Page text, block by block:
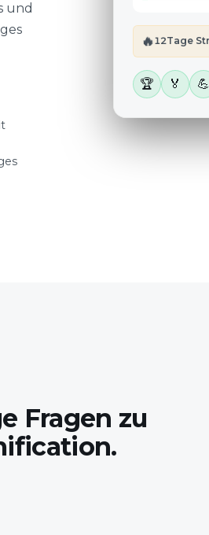
und
🔥12Tage
🏆 🏅 💪
Fragen zu